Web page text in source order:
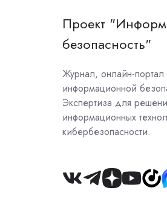
Проект
безопасность"
Журнал, онлайн-
информационной
Экспертиза для
информационных
кибербезопасности.
Join